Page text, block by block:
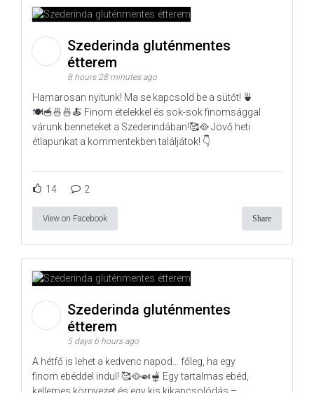
Szederinda gluténmentes
étterem
8 hours 28 minutes ago
Hamarosan nyitunk! Ma se kapcsold be a sütőt! 🍵
🍽️🥣🍜🍜🍝 Finom ételekkel és sok-sok finomsággal
várunk benneteket a Szederindában!🥰🥘 Jövő heti
étlapunkat a kommentekben találjátok! 👇
14 2
View on Facebook Share
Szederinda gluténmentes
étterem
5 days 6 hours ago
A hétfő is lehet a kedvenc napod… főleg, ha egy
finom ebéddel indul! 🥰🥘🍛🫕 Egy tartalmas ebéd,